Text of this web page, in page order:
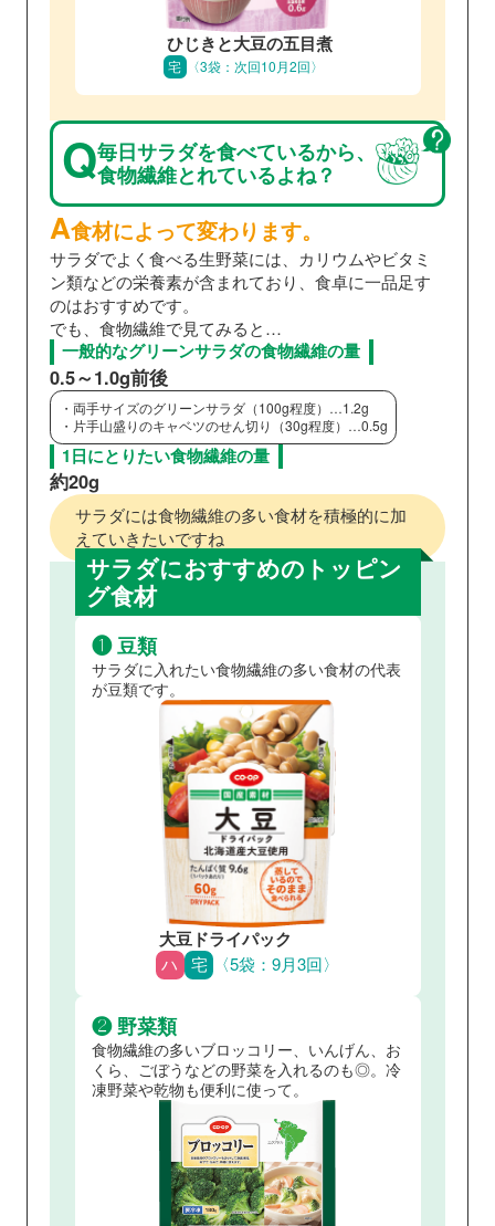
ひじきと大豆の五目煮
宅 〈3袋：次回10月2回〉
Q毎日サラダを食べているから、
食物繊維とれているよね？
A食材によって変わります。
サラダでよく食べる生野菜には、カリウムやビタミ
ン類などの栄養素が含まれており、食卓に一品足す
のはおすすめです。
でも、食物繊維で見てみると…
一般的なグリーンサラダの食物繊維の量
0.5～1.0g前後
・両手サイズのグリーンサラダ（100g程度）…1.2g
・片手山盛りのキャベツのせん切り（30g程度）…0.5g
1日にとりたい食物繊維の量
約20g
サラダには食物繊維の多い食材を積極的に加
えていきたいですね
サラダにおすすめのトッピン
グ食材
❶ 豆類
サラダに入れたい食物繊維の多い食材の代表
が豆類です。
大豆ドライパック
ハ 宅 〈5袋：9月3回〉
❷ 野菜類
食物繊維の多いブロッコリー、いんげん、お
くら、ごぼうなどの野菜を入れるのも◎。冷
凍野菜や乾物も便利に使って。